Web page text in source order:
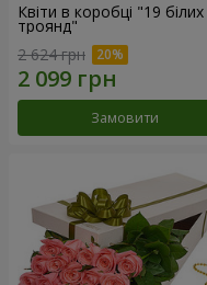
Квіти в коробці "19 білих
троянд"
2 624 грн
Замовити